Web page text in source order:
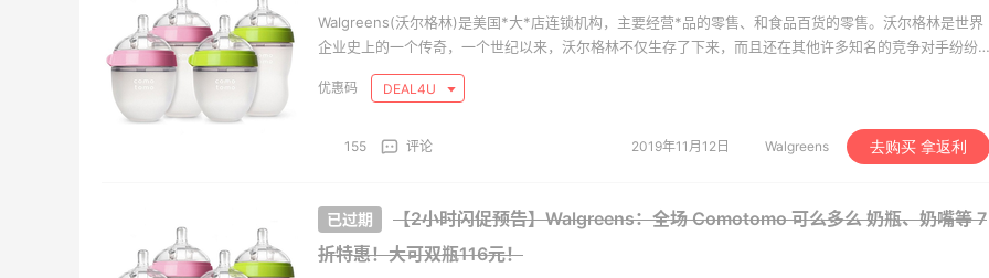
Walgreens(沃尔格林)是美国*大*店连锁机构，主要经营*品的零售、和食品百货的零售。沃尔格林是世界
企业史上的一个传奇，一个世纪以来，沃尔格林不仅生存了下来，而且还在其他许多知名的竞争对手纷纷
落马之时，不断蓬勃发展，在自己100多年的发展历史中年年赢利，创造了连续100多年的赢利神话，它也
凭借着自己骄人的业绩频频登上《财富》杂志“*佳业绩与*受推崇的企业”排行榜！
DEAL4U
155 评论 2019年11月12日 Walgreens 去购买 拿返利
【2小时闪促预告】Walgreens：全场 Comotomo 可么多么 奶瓶、奶嘴等7
折特惠！大可双瓶116元！
Sephora：8月美妆满赠及折
扣详情汇总更新
Sephora
LN-CC：限时大促！入手
Ganni、Acne、西太后等
Maje US
LIU JO ES：意大利小众
品牌！精选服饰、包袋、
履 夏日大促
Bloomingdales：时尚热
卖！入手珑骧、Tory
Bloomingdales